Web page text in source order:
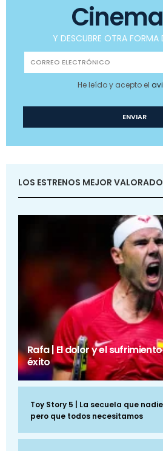
Y DESCUBRE OTRA FORMA
He leído y acepto el
LOS ESTRENOS MEJOR
Rafa | El dolor y el
éxito
Toy Story 5 | La secuela que
pero que todos necesitamos